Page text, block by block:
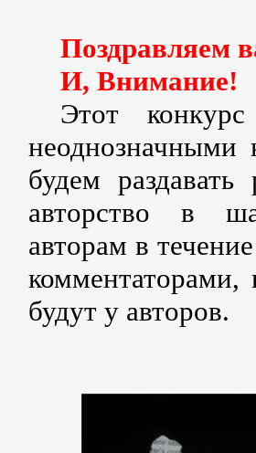
Поздравляем
И, Внимание!
Этот конкурс
будем
авторство в
авторам в
будут у авторов.